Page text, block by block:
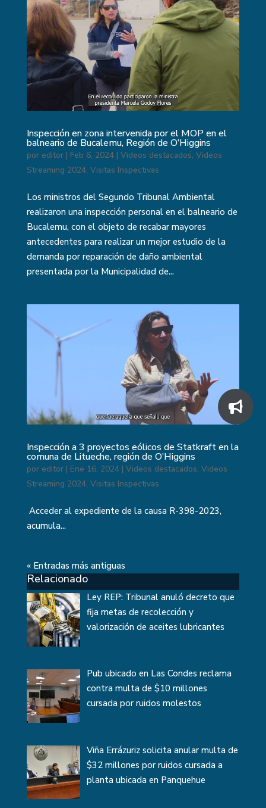
Inspección en zona intervenida por el MOP en el
balneario de Bucalemu, Región de O’Higgins
por editor| Feb 6, 2024| Videos destacados, Videos
Streaming 2024, Visitas Inspectivas
Los ministros del Segundo Tribunal Ambiental
realizaron una inspección personal en el balneario de
Bucalemu, con el objeto de recabar mayores
antecedentes para realizar un mejor estudio de la
demanda por reparación de daño ambiental
presentada por la Municipalidad de...
Inspección a 3 proyectos eólicos de Statkraft en la
comuna de Litueche, región de O’Higgins
por editor| Ene 16, 2024| Videos destacados, Videos
Streaming 2024, Visitas Inspectivas
Acceder al expediente de la causa R-398-2023,
acumula...
« Entradas más antiguas
Relacionado
Ley REP: Tribunal anuló decreto que
fija metas de recolección y
valorización de aceites lubricantes
Pub ubicado en Las Condes reclama
contra multa de $10 millones
cursada por ruidos molestos
Viña Errázuriz solicita anular multa de
$32 millones por ruidos cursada a
planta ubicada en Panquehue